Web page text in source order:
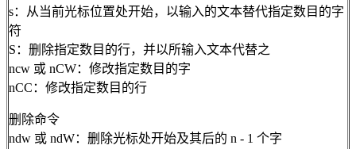
s：从当前光标位置处开始，以输入的文本替代指定数目的字
符
S：删除指定数目的行，并以所输入文本代替之
ncw 或 nCW：修改指定数目的字
nCC：修改指定数目的行
删除命令
ndw 或 ndW：删除光标处开始及其后的 n - 1 个字